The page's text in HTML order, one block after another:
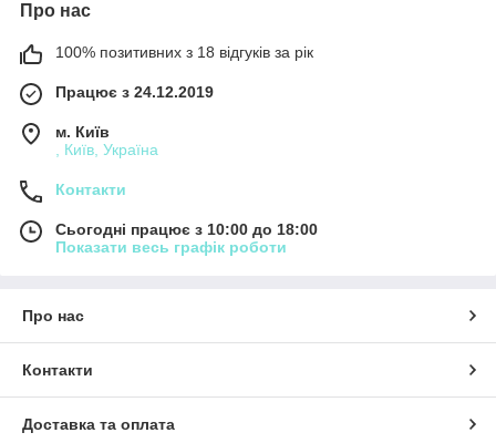
Про нас
100% позитивних з 18 відгуків за рік
Працює з 24.12.2019
м. Київ
, Київ, Україна
Контакти
Сьогодні працює з 10:00 до 18:00
Показати весь графік роботи
Про нас
Контакти
Доставка та оплата